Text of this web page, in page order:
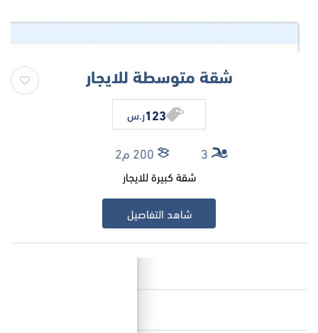
شقة متوسطة للايجار
123ر.س
3 200 م2
شقة كبيرة للايجار
شاهد التفاصيل